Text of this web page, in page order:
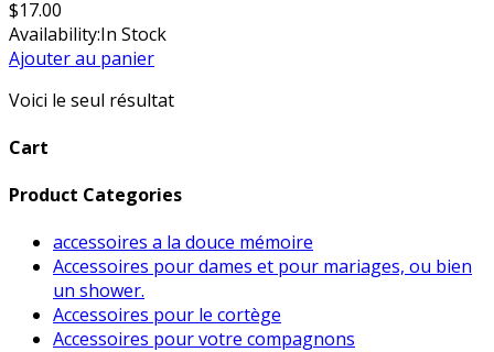
$17.00
Availability:In Stock
Ajouter au panier
Voici le seul résultat
Cart
Product Categories
accessoires a la douce mémoire
Accessoires pour dames et pour mariages, ou bien
un shower.
Accessoires pour le cortège
Accessoires pour votre compagnons